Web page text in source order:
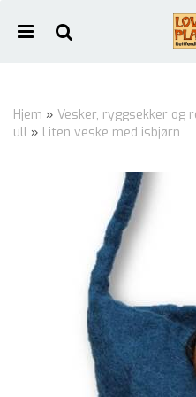
Hjem » Vesker, ryggsekker og
ull » Liten veske med isbjørn